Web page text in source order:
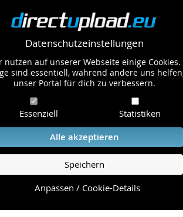
Datenschutzeinstellungen
nutzen auf unserer Webseite einige Cookies.
sind essentiell, während andere uns
unser Portal für dich zu verbessern.
Essenziell Statistiken
Alle akzeptieren
Speichern
Anpassen / Cookie-Details
Ihres Problems zu
Hilfe Seite, die die häufig gestellten